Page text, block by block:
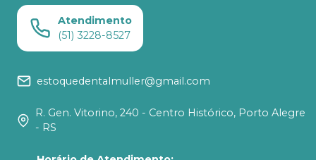
Atendimento
(51) 3228-8527
estoquedentalmuller@gmail.com
R. Gen. Vitorino, 240 - Centro Histórico, Porto Alegre
- RS